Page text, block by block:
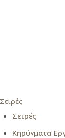
Σειρές
Σειρές
Κηρύγματα